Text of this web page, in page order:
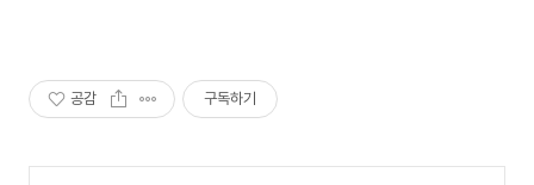
공감 구독하기